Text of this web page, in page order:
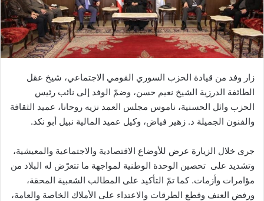
زار وفد من قيادة الحزب السوري القومي الاجتماعي، شيخ عقل
الطائفة الدرزية الشيخ نعيم حسن، وضمّ الوفد إلى نائب رئيس
الحزب وائل الحسنية، ناموس مجلس العمد نزيه روحانا، عميد الثقافة
والفنون الجميلة د. زهير فياض، وكيل عميد المالية نبيل أبو نكد.
جرى خلال الزيارة عرض للأوضاع الاقتصادية والاجتماعية والمعيشية،
وتشديد على تحصين الوحدة الوطنية لمواجهة ما تتعرّض له البلاد من
مؤامرات وأزمات. كما تمّ التأكيد على المطالب الشعبية المحقة،
ورفض العنف وقطع الطرقات والاعتداء على الأملاك الخاصة والعامة،